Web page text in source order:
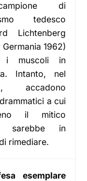
di
tedesco
Lichtenberg
1962)
i muscoli in
Intanto, nel
accadono
a cui
il mitico
sarebbe in
rimediare.
esemplare